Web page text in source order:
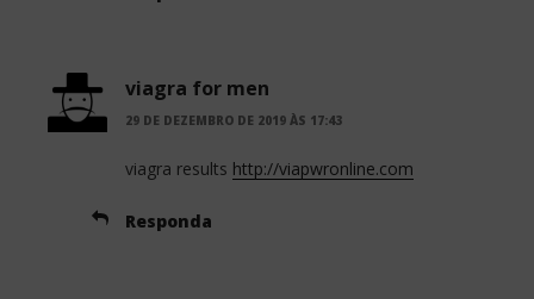
viagra for men
29 DE DEZEMBRO DE 2019 ÀS 17:43
viagra results http://viapwronline.com
Responda